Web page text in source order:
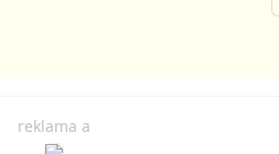
reklama a